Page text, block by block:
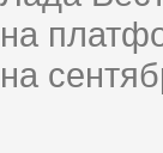
на
на